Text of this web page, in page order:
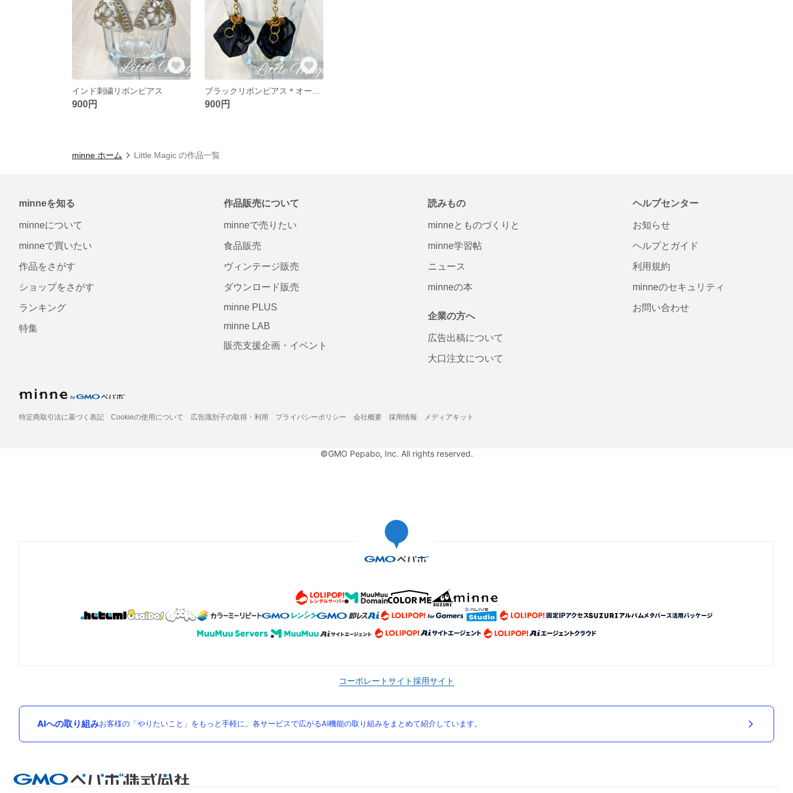
インド刺繍リボンピアス
900円 900円
minne ホーム Little Magic の作品一覧
minneを知る
minneについて
minneで買いたい
作品をさがす
ショップをさがす
ランキング
特集
作品販売について
minneで売りたい
食品販売
ヴィンテージ販売
ダウンロード販売
minne PLUS
minne LAB
販売支援企画・イベント
読みもの
minneとものづくりと
minne学習帖
ニュース
minneの本
企業の方へ
広告出稿について
大口注文について
ヘルプセンター
お知らせ
ヘルプとガイド
利用規約
minneのセキュリティ
お問い合わせ
特定商取引法に基づく表記 Cookieの使用について 広告識別子の取得・利用 プライバシーポリシー 会社概要 採用情報 メディアキット
©GMO Pepabo, Inc. All rights reserved.
コーポレートサイト採用サイト
AIへの取り組みお客様の「やりたいこと」をもっと手軽に。各サービスで広がるAI機能の取り組みをまとめて紹介しています。